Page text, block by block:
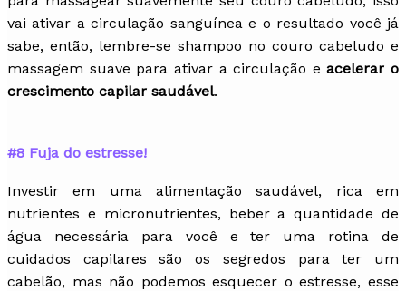
vai ativar a circulação sanguínea e o resultado você já
sabe, então, lembre-se shampoo no couro cabeludo e
massagem suave para ativar a circulação eacelerar o
crescimento capilar saudável.
#8 Fuja do estresse!
Investir em uma alimentação saudável, rica em
nutrientes e micronutrientes, beber a quantidade de
água necessária para você e ter uma rotina de
cuidados capilares são os segredos para ter um
cabelão, mas não podemos esquecer o estresse, esse